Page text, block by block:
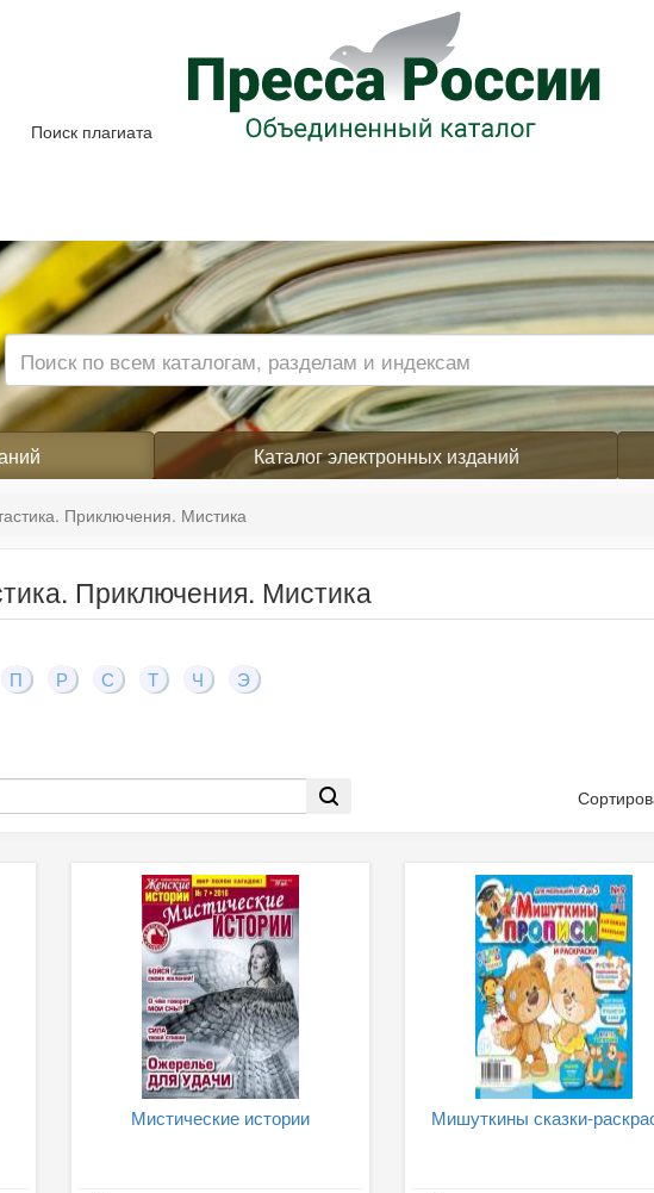
Поиск плагиата
Каталог электронных изданий
Приключения. Мистика
Приключения. Мистика
П Р С Т Ч
Э
Мистические истории Мишуткины сказки-